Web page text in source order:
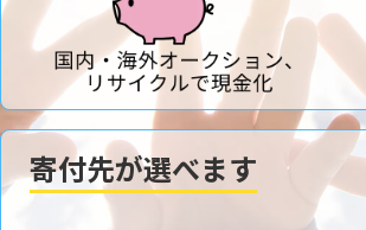
寄付先が選べます